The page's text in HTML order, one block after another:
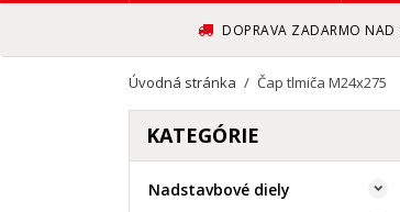
DOPRAVA ZADARMO
Úvodná stránka Čap tlmiča M24x275
KATEGÓRIE
Nadstavbové diely 